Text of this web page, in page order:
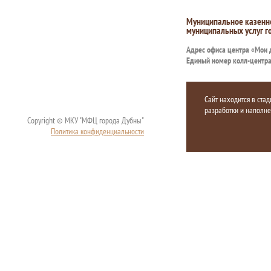
Муниципальное
муниципальных услуг
Адрес офиса центра «Мои
Единый номер колл-
Copyright © МКУ "МФЦ города Дубны"
Политика конфиденциальности
Сайт находится в
разработки и